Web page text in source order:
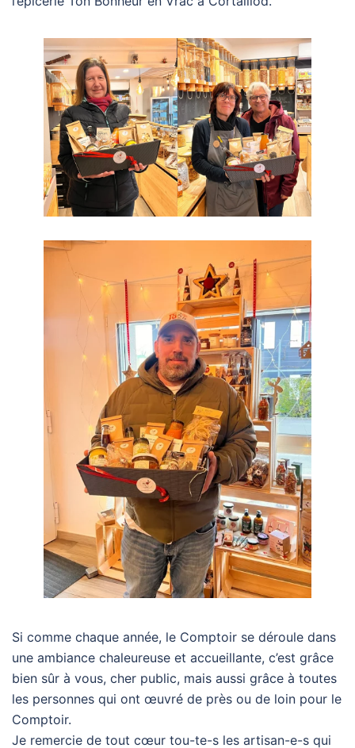
Si comme chaque année, le Comptoir se déroule dans
une ambiance chaleureuse et accueillante, c’est grâce
bien sûr à vous, cher public, mais aussi grâce à toutes
les personnes qui ont œuvré de près ou de loin pour le
Comptoir.
Je remercie de tout cœur tou-te-s les artisan-e-s qui